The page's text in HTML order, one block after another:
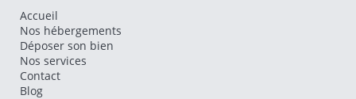
Accueil
Nos hébergements
Déposer son bien
Nos services
Contact
Blog